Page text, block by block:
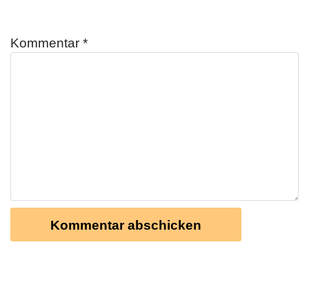
Kommentar *